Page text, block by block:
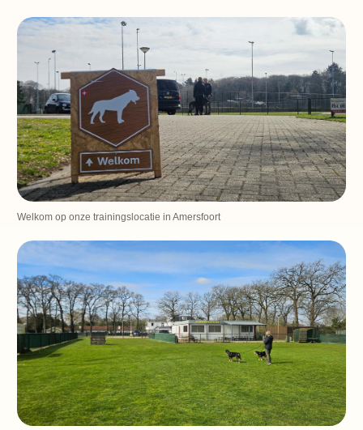
Welkom op onze trainingslocatie in Amersfoort